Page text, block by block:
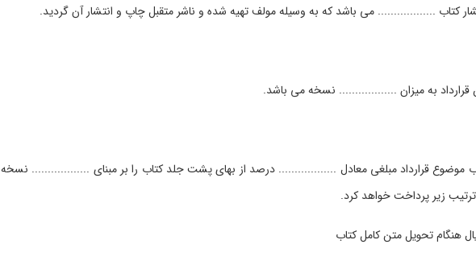
کتاب .................. می باشد که به وسیله مولف تهیه شده و ناشر متقبل چاپ و انتشار آن گردید.
به میزان .................. نسخه می باشد.
موضوع قرارداد مبلغی معادل .................. درصد از بهای پشت جلد کتاب را بر مبنای .................. نسخه
زیر پرداخت خواهد کرد.
هنگام تحویل متن کامل کتاب